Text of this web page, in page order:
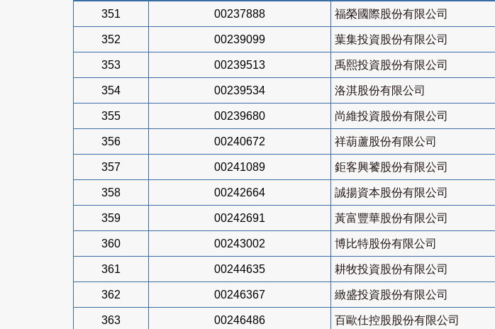
351 00237888 福榮國際股份有限公司
352 00239099 葉集投資股份有限公司
353 00239513 禹熙投資股份有限公司
354 00239534 洛淇股份有限公司
355 00239680 尚維投資股份有限公司
356 00240672 祥葫蘆股份有限公司
357 00241089 鉅客興饕股份有限公司
358 00242664 誠揚資本股份有限公司
359 00242691 黃富豐華股份有限公司
360 00243002 博比特股份有限公司
361 00244635 耕牧投資股份有限公司
362 00246367 緻盛投資股份有限公司
363 00246486 百歐仕控股股份有限公司